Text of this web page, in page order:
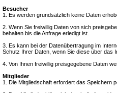
Besucher
1. Es werden grundsätzlich keine Daten
2. Wenn Sie freiwillig Daten von sich
behalten bis die Anfrage erledigt ist.
3. Es kann bei der Datenübertragung im
Schutz Ihrer Daten, wenn Sie diese über das
4. Von Ihnen freiwillig preisgegebene Daten
Mitglieder
1. Die Mitgliedschaft erfordert das Speichern